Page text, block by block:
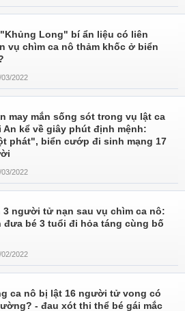
Long" bí ẩn liệu có liên
vụ chìm ca nô thảm khốc ở biển
2022
may mắn sống sót trong vụ lật ca
An kể về giây phút định mệnh:
phát", biển cướp đi sinh mạng 17
2022
3 người tử nạn sau vụ chìm ca nô:
đưa bé 3 tuổi đi hỏa táng cùng bố
02/2022
ca nô bị lật 16 người tử vong có
- đau xót thi thể bé gái mắc